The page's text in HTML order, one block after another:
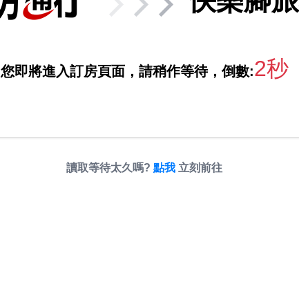
您即將進入訂房頁面，請稍作等待，倒數:2秒
讀取等待太久嗎? 點我 立刻前往